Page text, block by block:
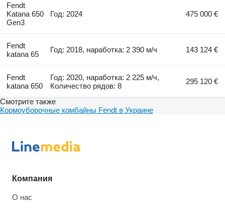
Fendt
Katana 650
Gen3
Год: 2024 475 000 €
Fendt
katana 65
Год: 2018, наработка: 2 390 м/ч 143 124 €
Fendt
katana 650
Год: 2020, наработка: 2 225 м/ч,
Количество рядов: 8
295 120 €
Смотрите также
Кормоуборочные комбайны Fendt в Украине
Компания
О нас